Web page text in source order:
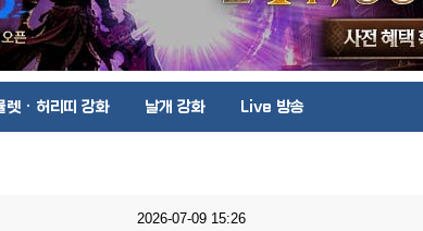
렛 · 허리띠 강화 날개 강화 Live 방송
2026-07-09 15:26